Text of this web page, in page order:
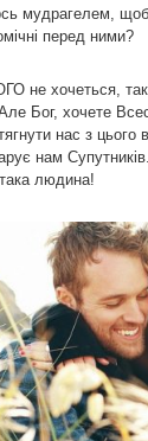
мудрагелем,
перед ними?
не хочеться,
Бог, хочете
нас з цього
нам
людина!